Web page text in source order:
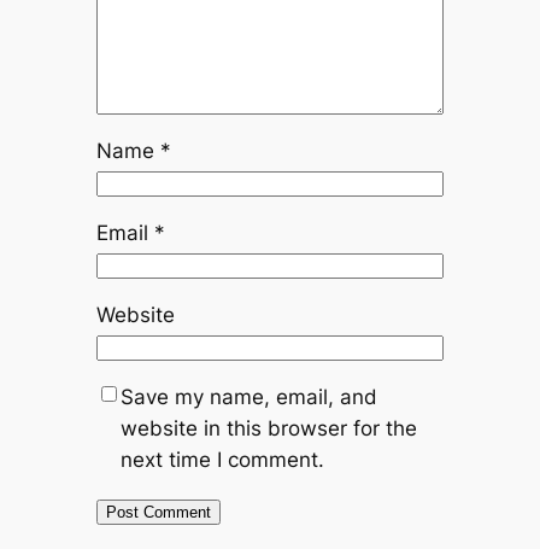
Name *
Email *
Website
Save my name, email, and
website in this browser for the
next time I comment.